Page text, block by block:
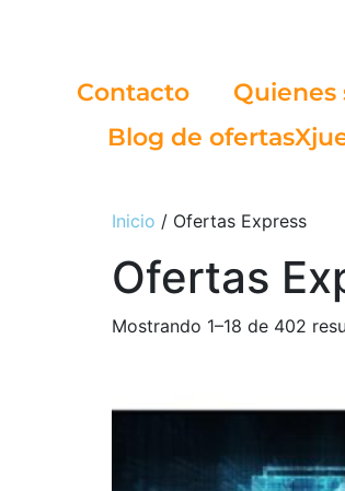
Contacto
Quienes
Blog de
Inicio / Ofertas Express
Ofertas
Mostrando 1–18 de 402